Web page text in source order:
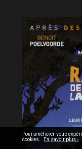
Pour améliorer votre
cookies. En savoir plus ›